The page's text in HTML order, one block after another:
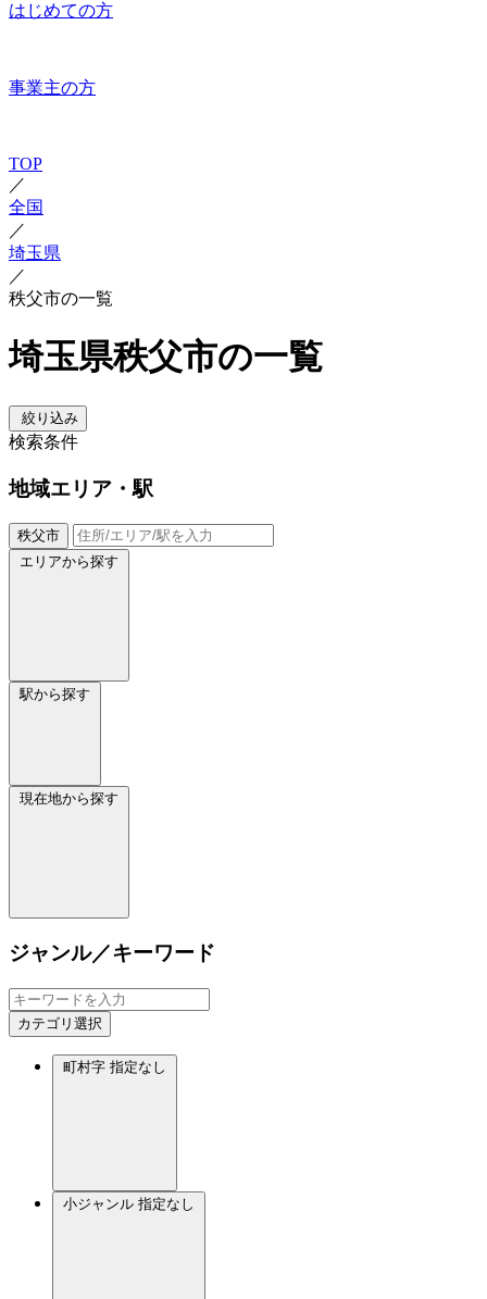
はじめての方
事業主の方
TOP
／
全国
／
埼玉県
／
秩父市の一覧
埼玉県秩父市の一覧
絞り込み
検索条件
地域エリア・駅
秩父市
エリアから探す
駅から探す
現在地から探す
ジャンル／キーワード
カテゴリ選択
町村字 指定なし
小ジャンル 指定なし